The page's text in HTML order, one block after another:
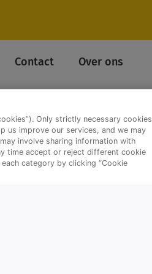
Contact Over ons
Only strictly necessary cookies
us improve our services, and we may
involve sharing information with
time accept or reject different cookie
category by clicking “Cookie